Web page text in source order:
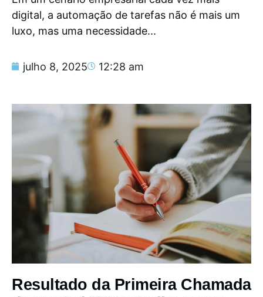
digital, a automação de tarefas não é mais um
luxo, mas uma necessidade...
julho 8, 2025 12:28 am
Resultado da Primeira Chamada